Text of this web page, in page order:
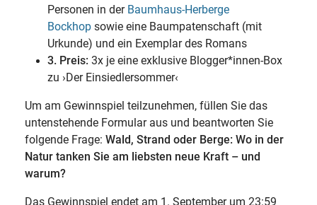
Personen in der Baumhaus-Herberge
Bockhop sowie eine Baumpatenschaft (mit
Urkunde) und ein Exemplar des Romans
3. Preis: 3x je eine exklusive Blogger*innen-Box
zu ›Der Einsiedlersommer‹
Um am Gewinnspiel teilzunehmen, füllen Sie das
untenstehende Formular aus und beantworten Sie
folgende Frage: Wald, Strand oder Berge: Wo in der
Natur tanken Sie am liebsten neue Kraft – und
warum?
Das Gewinnspiel endet am 1. September um 23:59